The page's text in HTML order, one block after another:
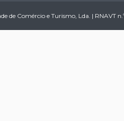
de Comércio e Turismo, Lda. | RNAVT